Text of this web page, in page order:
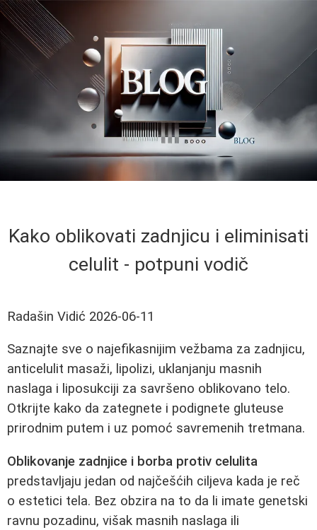
Kako oblikovati zadnjicu i eliminisati
celulit - potpuni vodič
Radašin Vidić 2026-06-11
Saznajte sve o najefikasnijim vežbama za zadnjicu,
anticelulit masaži, lipolizi, uklanjanju masnih
naslaga i liposukciji za savršeno oblikovano telo.
Otkrijte kako da zategnete i podignete gluteuse
prirodnim putem i uz pomoć savremenih tretmana.
Oblikovanje zadnjice i borba protiv celulita
predstavljaju jedan od najčešćih ciljeva kada je reč
o estetici tela. Bez obzira na to da li imate genetski
ravnu pozadinu, višak masnih naslaga ili